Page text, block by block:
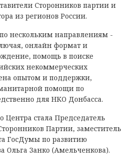
Сторонников партии и
из регионов России.
нескольким направлениям -
онлайн формат и
помощь в поиске
некоммерческих
опытом и поддержки,
помощи по
для НКО Донбасса.
Центра стала Председатель
Партии, заместитель
ГосДумы по развитию
Ольга Занко (Амельченкова).